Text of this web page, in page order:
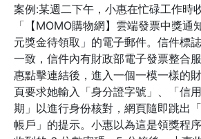
案例:某週二下午，小惠在忙碌工作時
「【MOMO購物網】雲端發票中獎通
元獎金待領取」的電子郵件。信件標
一致，信件內有財政部電子發票整合
惠點擊連結後，進入一個一模一樣的
頁要求她輸入「身分證字號」、「信
期」以進行身份核對，網頁隨即跳出
帳戶」的提示。小惠以為這是領獎程